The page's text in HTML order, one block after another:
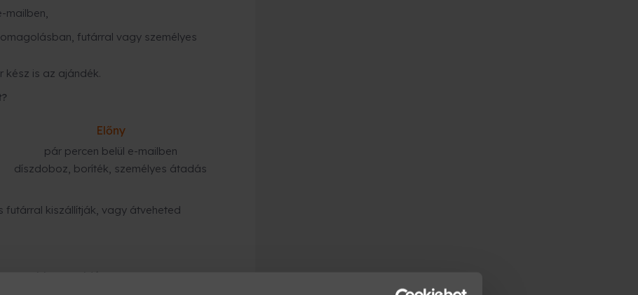
mailben,
futárral vagy személyes
kész is az ajándék.
Előny
pár percen belül e-mailben
díszdoboz, boríték, személyes átadás
kiszállítják, vagy átveheted
megoldás